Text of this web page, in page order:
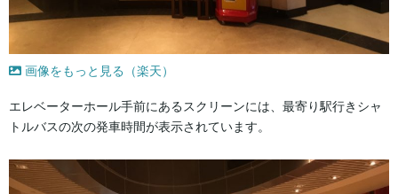
画像をもっと見る（楽天）
エレベーターホール手前にあるスクリーンには、最寄り駅行きシャ
トルバスの次の発車時間が表示されています。